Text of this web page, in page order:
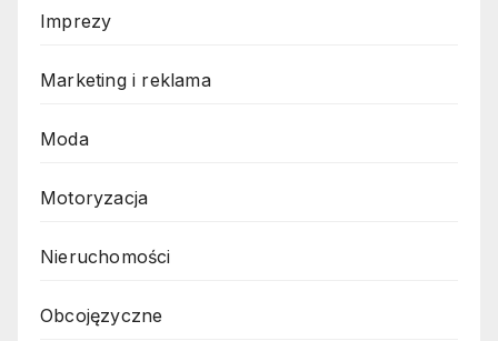
Imprezy
Marketing i reklama
Moda
Motoryzacja
Nieruchomości
Obcojęzyczne